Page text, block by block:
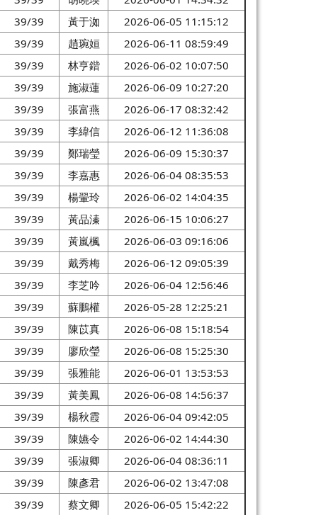
39/39 黃于洳
2026-06-05 11:15:12
39/39 趙琬姮
2026-06-11 08:59:49
39/39 林亨鍇
2026-06-02 10:07:50
39/39 施淑蓮
2026-06-09 10:27:20
39/39 張富燕
2026-06-17 08:32:42
39/39 李緯信
2026-06-12 11:36:08
39/39 鄭瑞瑩
2026-06-09 15:30:37
39/39 李嘉惠
2026-06-04 08:35:53
39/39 楊翬玲
2026-06-02 14:04:35
39/39 黃品溱
2026-06-15 10:06:27
39/39 黃嵐楓
2026-06-03 09:16:06
39/39 戴秀梅
2026-06-12 09:05:39
39/39 李芝吟
2026-06-04 12:56:46
39/39 蘇鵬權
2026-05-28 12:25:21
39/39 陳苡真
2026-06-08 15:18:54
39/39 廖欣瑩
2026-06-08 15:25:30
39/39 張雅能
2026-06-01 13:53:53
39/39 黃美鳳
2026-06-08 14:56:37
39/39 楊秋霞
2026-06-04 09:42:05
39/39 陳嬿令
2026-06-02 14:44:30
39/39 張淑卿
2026-06-04 08:36:11
39/39 陳彥君
2026-06-02 13:47:08
39/39 蔡文卿
2026-06-05 15:42:22